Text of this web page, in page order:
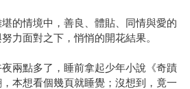
的情境中，善良、體貼、同情與愛的
力面對之下，悄悄的開花結果。
兩點多了，睡前拿起少年小說《奇蹟
本想看個幾頁就睡覺；沒想到，竟一